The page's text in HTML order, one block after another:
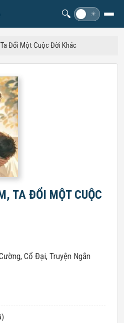
🔍 ☀
Ta Đổi Một Cuộc Đời Khác
TA ĐỔI MỘT CUỘC
, Cổ Đại, Truyện Ngắn